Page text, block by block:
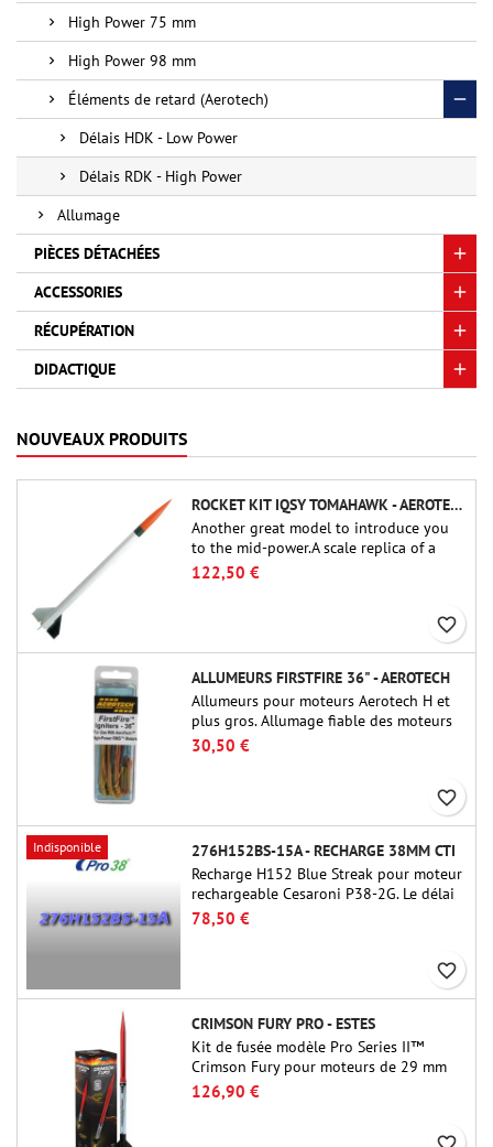
High Power 75 mm
High Power 98 mm
Éléments de retard (Aerotech)
Délais HDK - Low Power
Délais RDK - High Power
Allumage
PIÈCES DÉTACHÉES
ACCESSORIES
RÉCUPÉRATION
DIDACTIQUE
NOUVEAUX PRODUITS
ROCKET KIT IQSY TOMAHAWK - AEROTECH
Another great model to introduce you
to the mid-power.A scale replica of a
famous sounding rocket, small in size
and peefect to move to higher-level kits.
122,50 €
favorite_border
ALLUMEURS FIRSTFIRE 36" - AEROTECH
Allumeurs pour moteurs Aerotech H et
plus gros. Allumage fiable des moteurs
jusqu'à 91 cm de longu
30,50 €
favorite_border
Indisponible
276H152BS-15A - RECHARGE 38MM CTI
Recharge H152 Blue Streak pour moteur
rechargeable Cesaroni P38-2G. Le délai
de 15 secondes est réglable via l'outil
ProDAT 38
78,50 €
favorite_border
CRIMSON FURY PRO - ESTES
Kit de fusée modèle Pro Series II™
Crimson Fury pour moteurs de 29 mm
de type E, F et G. Conçu pour les
fuséologues confirmés, le Crimson Fury
126,90 €